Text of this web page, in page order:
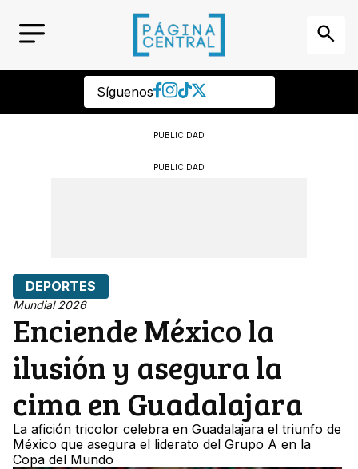
Síguenos
PUBLICIDAD
PUBLICIDAD
DEPORTES
Mundial 2026
Enciende México la
ilusión y asegura la
cima en Guadalajara
La afición tricolor celebra en Guadalajara el triunfo de
México que asegura el liderato del Grupo A en la
Copa del Mundo